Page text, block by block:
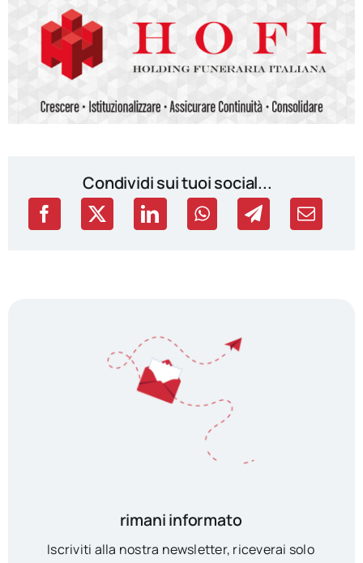
Condividi sui tuoi social...
rimani informato
Iscriviti alla nostra newsletter, riceverai solo